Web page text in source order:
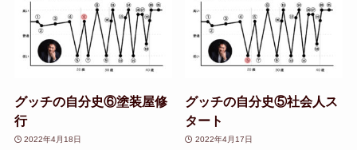
グッチの自分史⑥塗装屋修
行
2022年4月18日
グッチの自分史⑤社会人ス
タート
2022年4月17日